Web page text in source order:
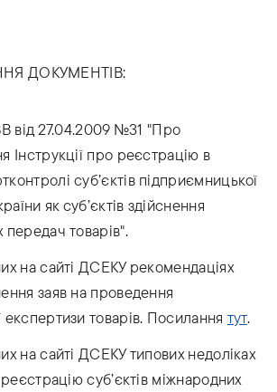
ДОКУМЕНТІВ:
від 27.04.2009 №31 "Про
Інструкції про реєстрацію в
суб’єктів підприємницької
як суб’єктів здійснення
товарів".
на сайті ДСЕКУ рекомендаціях
заяв на проведення
товарів. Посилання тут.
на сайті ДСЕКУ типових недоліках
суб’єктів міжнародних